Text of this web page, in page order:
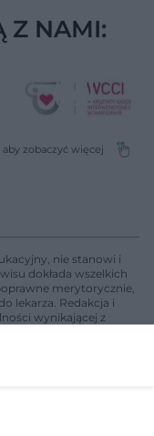
Z NAMI:
nie stanowi i
dokłada wszelkich
merytorycznie,
lekarza. Redakcja i
wynikającej z
1 ustawy o